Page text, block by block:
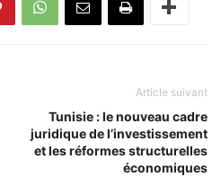
Article suivant
Tunisie : le nouveau cadre
juridique de l’investissement
et les réformes structurelles
économiques